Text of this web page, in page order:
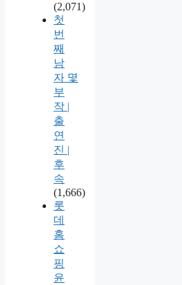
(2,071)
첫
번
째
남
자 몇
부
작 |
출
연
진 |
후
속
(1,666)
롯
데
홈
쇼
핑
윤